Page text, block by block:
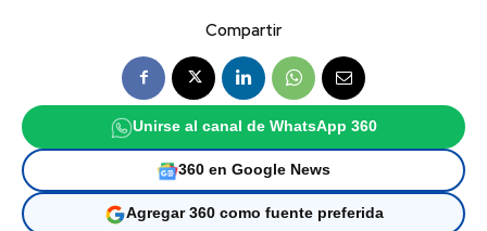
Compartir
Unirse al canal de WhatsApp 360
360 en Google News
Agregar 360 como fuente preferida